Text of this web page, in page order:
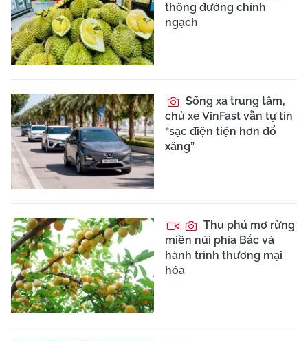
thông đường chính
ngạch
Sống xa trung tâm,
chủ xe VinFast vẫn tự tin
“sạc điện tiện hơn đổ
xăng”
Thủ phủ mơ rừng
miền núi phía Bắc và
hành trình thương mại
hóa